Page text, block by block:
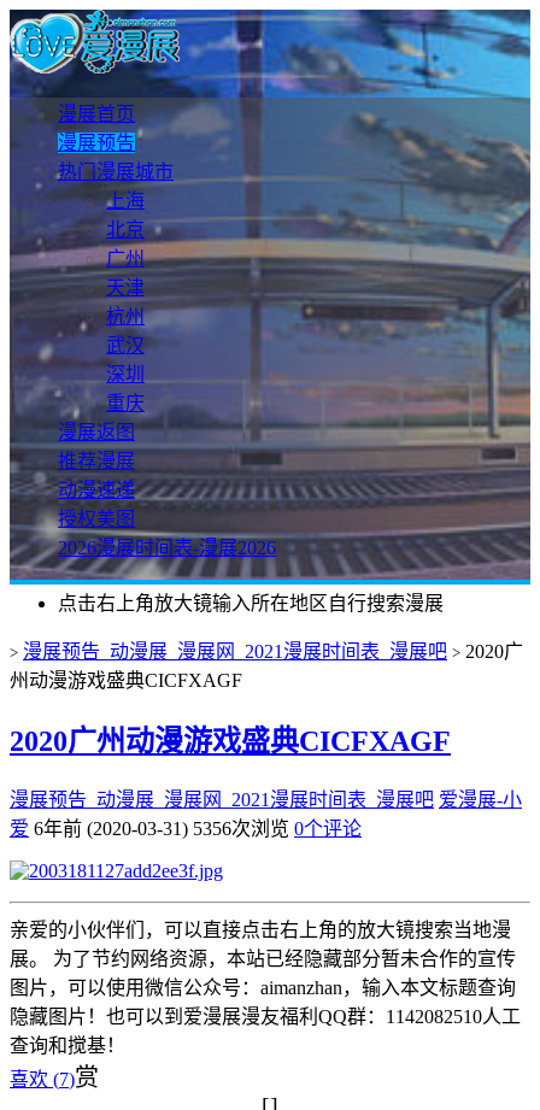
漫展首页
漫展预告
热门漫展城市
上海
北京
广州
天津
杭州
武汉
深圳
重庆
漫展返图
推荐漫展
动漫速递
授权美图
2026漫展时间表-漫展2026
点击右上角放大镜输入所在地区自行搜索漫展
> 漫展预告_动漫展_漫展网_2021漫展时间表_漫展吧 > 2020广
州动漫游戏盛典CICFXAGF
2020广州动漫游戏盛典CICFXAGF
漫展预告_动漫展_漫展网_2021漫展时间表_漫展吧 爱漫展-小
爱 6年前 (2020-03-31) 5356次浏览 0个评论
亲爱的小伙伴们，可以直接点击右上角的放大镜搜索当地漫
展。 为了节约网络资源，本站已经隐藏部分暂未合作的宣传
图片，可以使用微信公众号：aimanzhan，输入本文标题查询
隐藏图片！也可以到爱漫展漫友福利QQ群：1142082510人工
查询和搅基！
喜欢 (7)赏